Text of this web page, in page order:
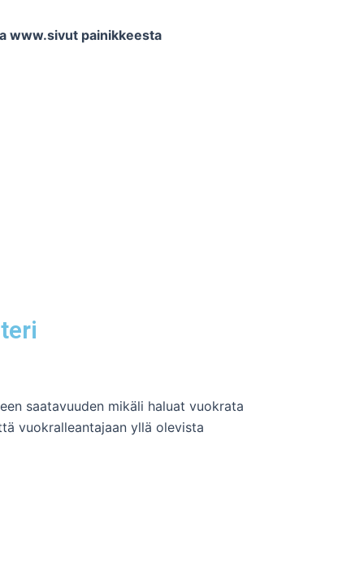
www.sivut painikkeesta
saatavuuden mikäli haluat vuokrata
vuokralleantajaan yllä olevista